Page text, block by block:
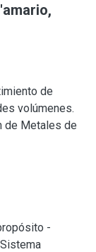
de
volúmenes.
de Metales de
-